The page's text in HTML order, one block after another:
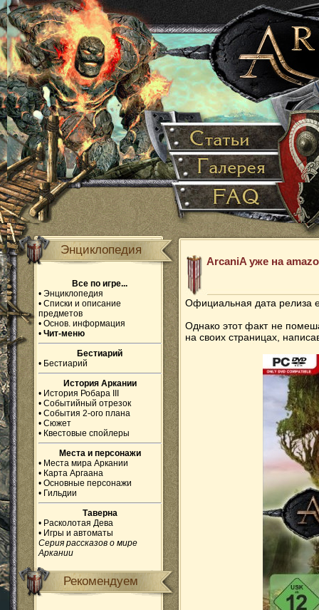
Энциклопедия
Все по игре...
• Энциклопедия
• Списки и описание
предметов
• Основ. информация
• Чит-меню
Бестиарий
• Бестиарий
История Аркании
• История Робара III
• Событийный отрезок
• События 2-ого плана
• Сюжет
• Квестовые спойлеры
Места и персонажи
• Места мира Аркании
• Карта Аргаана
• Основные персонажи
• Гильдии
Таверна
• Расколотая Дева
• Игры и автоматы
Серия рассказов о мире
Аркании
Рекомендуем
ArcaniA уже на
Официальная дата релиза
Однако этот факт не
на своих страницах,